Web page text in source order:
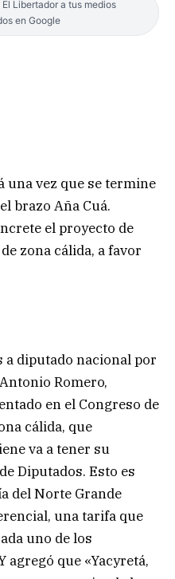
Libertador a tus medios
en Google
una vez que se termine
brazo Aña Cuá.
el proyecto de
zona cálida, a favor
a diputado nacional por
Romero,
en el Congreso de
cálida, que
va a tener su
Diputados. Esto es
del Norte Grande
una tarifa que
uno de los
agregó que «Yacyretá,